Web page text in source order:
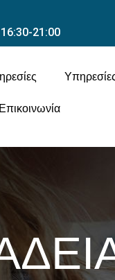
21:00
Επικοινωνία